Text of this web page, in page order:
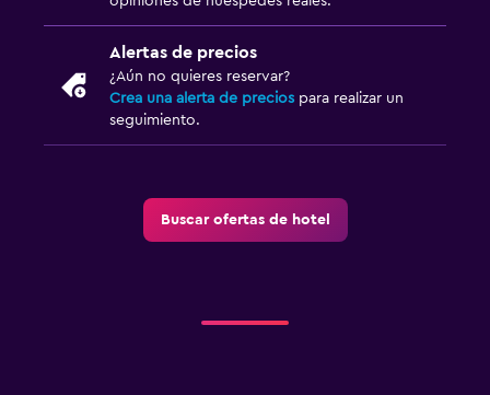
Alertas de precios
¿Aún no quieres reservar?
Crea una alerta de precios para realizar un
seguimiento.
Buscar ofertas de hotel